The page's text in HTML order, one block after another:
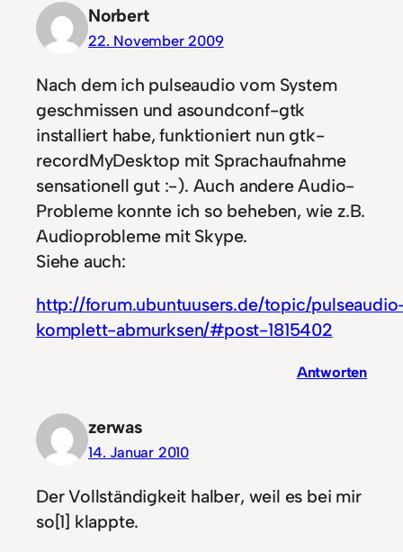
Norbert
22. November 2009
Nach dem ich pulseaudio vom System
geschmissen und asoundconf-gtk
installiert habe, funktioniert nun gtk-
recordMyDesktop mit Sprachaufnahme
sensationell gut :-). Auch andere Audio-
Probleme konnte ich so beheben, wie z.B.
Audioprobleme mit Skype.
Siehe auch:
http://forum.ubuntuusers.de/topic/
komplett-abmurksen/#post-1815402
Antworten
zerwas
14. Januar 2010
Der Vollständigkeit halber, weil es bei mir
so[1] klappte.